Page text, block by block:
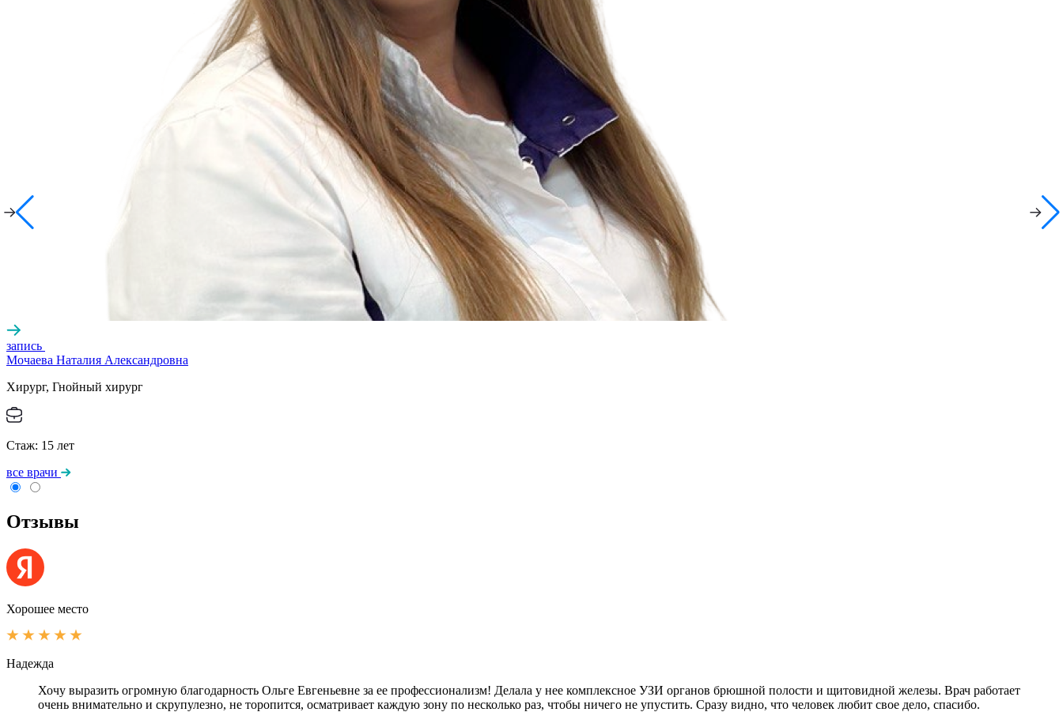
запись
Мочаева Наталия Александровна
Хирург, Гнойный хирург
Стаж: 15 лет
все врачи
Отзывы
Хорошее место
Надежда
Хочу выразить огромную благодарность Ольге Евгеньевне за ее профессионализм! Делала у нее комплексное УЗИ органов брюшной полости и щитовидной железы. Врач работает
очень внимательно и скрупулезно, не торопится, осматривает каждую зону по несколько раз, чтобы ничего не упустить. Сразу видно, что человек любит свое дело, спасибо.